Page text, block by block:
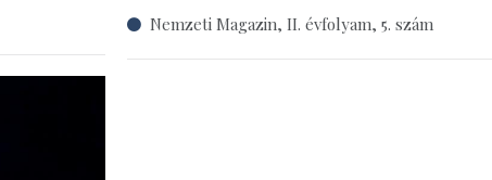
Nemzeti Magazin, II. évfolyam, 5. szám